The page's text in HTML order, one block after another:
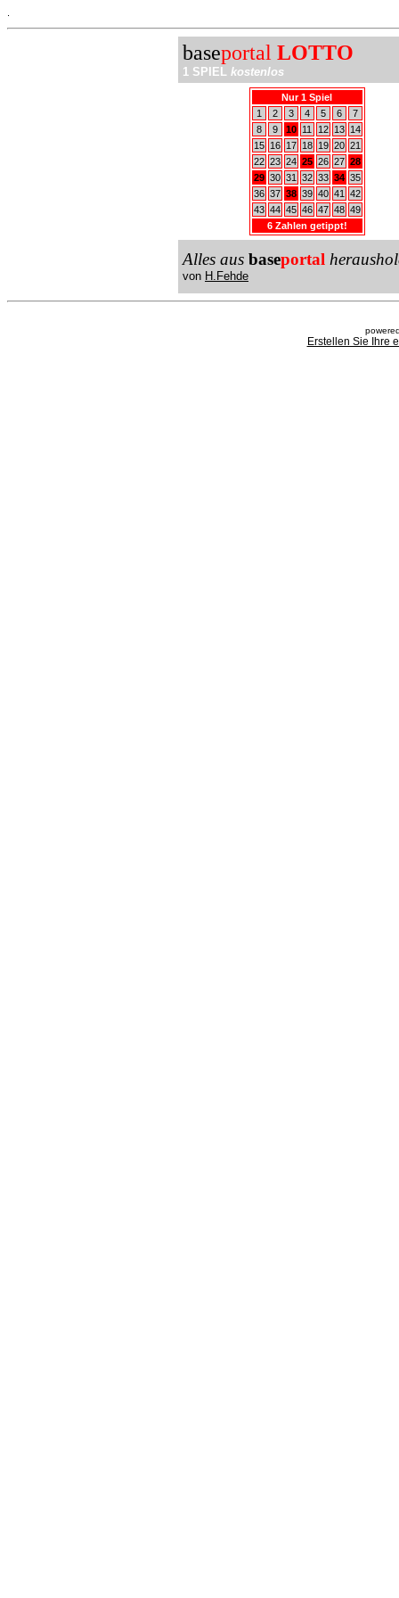
baseportal LOTTO
1 SPIEL kostenlos
Nur 1 Spiel
1
2 3 4 5 6
7
8
9 10 11 12 13
14
15
16 17 18 19 20 21
22 23 24 25 26 27 28
29 30 31 32 33 34 35
36 37 38 39 40 41
42
43 44 45 46 47 48 49
6 Zahlen getippt!
Alles aus baseportal
von H.Fehde
Erstellen Sie Ihre